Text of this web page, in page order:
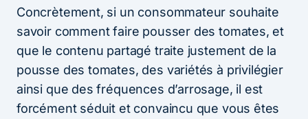
Concrètement, si un consommateur souhaite
savoir comment faire pousser des tomates, et
que le contenu partagé traite justement de la
pousse des tomates, des variétés à privilégier
ainsi que des fréquences d’arrosage, il est
forcément séduit et convaincu que vous êtes